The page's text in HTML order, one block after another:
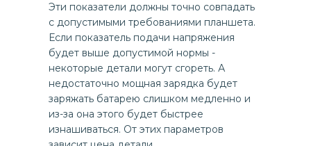
Эти показатели должны точно совпадать
с допустимыми требованиями планшета.
Если показатель подачи напряжения
будет выше допустимой нормы -
некоторые детали могут сгореть. А
недостаточно мощная зарядка будет
заряжать батарею слишком медленно и
из-за она этого будет быстрее
изнашиваться. От этих параметров